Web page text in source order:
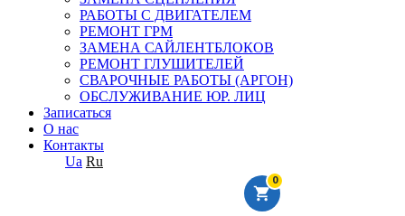
РАБОТЫ С ДВИГАТЕЛЕМ
РЕМОНТ ГРМ
ЗАМЕНА САЙЛЕНТБЛОКОВ
РЕМОНТ ГЛУШИТЕЛЕЙ
СВАРОЧНЫЕ РАБОТЫ (АРГОН)
ОБСЛУЖИВАНИЕ ЮР. ЛИЦ
Записаться
О нас
Контакты
Ua Ru
0